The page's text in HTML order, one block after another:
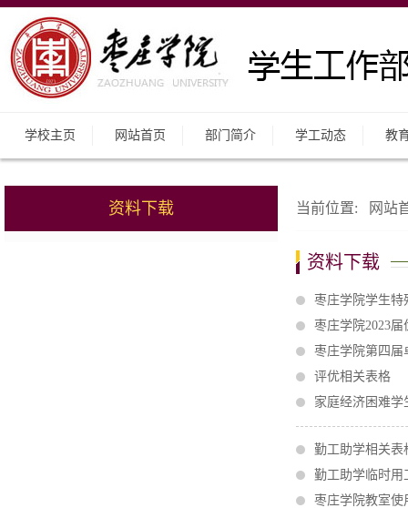
学校主页 网站首页 部门简介 学工动态 教
资料下载 当前位置: 网站
资料下载
枣庄学院学生特
枣庄学院2023
枣庄学院第四届
评优相关表格
家庭经济困难学
勤工助学相关表
勤工助学临时用
枣庄学院教室使